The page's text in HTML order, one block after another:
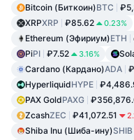
Bitcoin (Биткоин)BTC
XRPXRP ₽85.62 0.23%
Ethereum (Эфириум)ETH
PiPI ₽7.52 3.16%
Cardano (Кардано)ADA
HyperliquidHYPE
PAX GoldPAXG
ZcashZEC ₽41,072.51
Shiba Inu (Шиба-ину)SHIB